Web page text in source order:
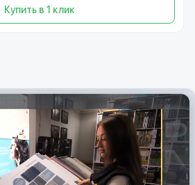
Купить в 1 клик